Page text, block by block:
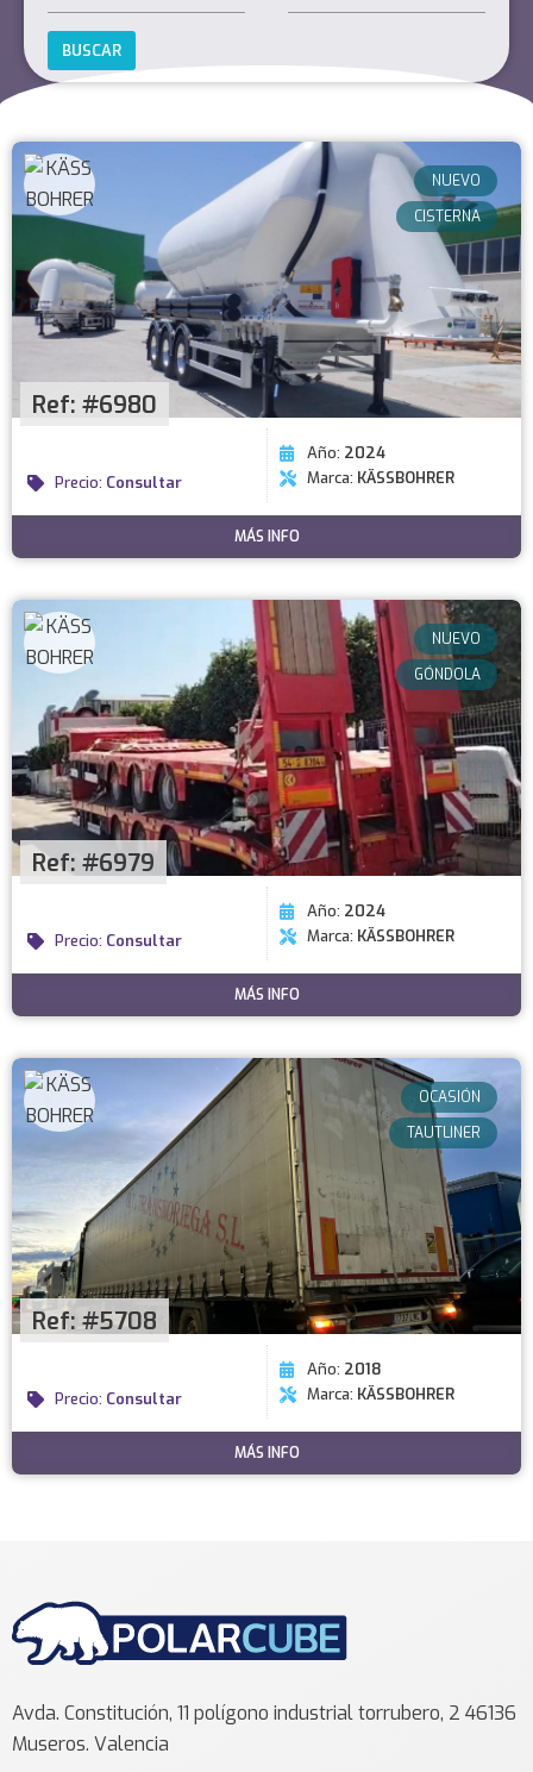
BUSCAR
NUEVO
CISTERNA
Ref: #6980
Precio: Consultar
Año: 2024
Marca: KÄSSBOHRER
MÁS INFO
NUEVO
GÓNDOLA
Ref: #6979
Precio: Consultar
Año: 2024
Marca: KÄSSBOHRER
MÁS INFO
OCASIÓN
TAUTLINER
Ref: #5708
Precio: Consultar
Año: 2018
Marca: KÄSSBOHRER
MÁS INFO
Avda. Constitución, 11 polígono industrial torrubero, 2 46136
Museros. Valencia